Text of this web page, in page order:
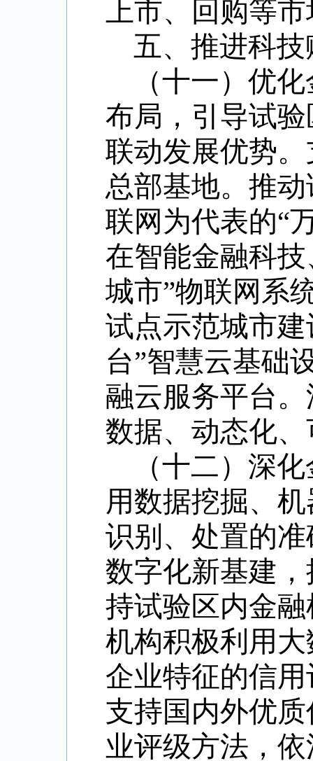
上市、回购等
五、推进科
（十一）优
布局，引导试
联动发展优势
总部基地。推
联网为代表的“
在智能金融科
城市”物联网系
试点示范城市
台”智慧云基础
融云服务平台
数据、动态化
（十二）深
用数据挖掘、
识别、处置的
数字化新基建
持试验区内金
机构积极利用
企业特征的信
支持国内外优
业评级方法，